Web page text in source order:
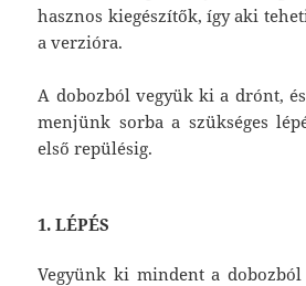
hasznos kiegészítők, így aki
a verzióra.
A dobozból vegyük ki a drónt,
menjünk sorba a szükséges
első repülésig.
1. LÉPÉS
Vegyünk ki mindent a